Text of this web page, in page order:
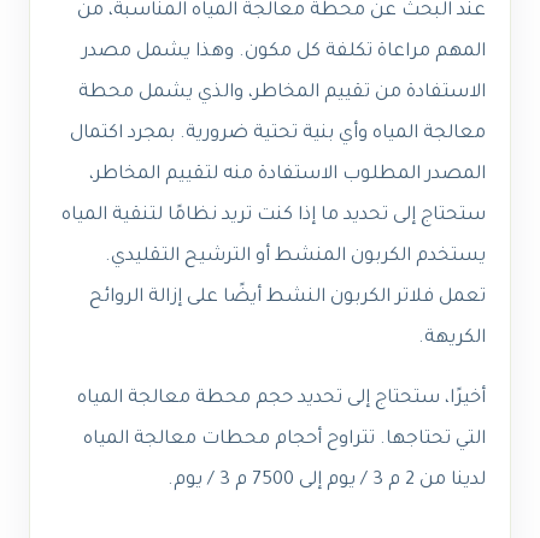
عند البحث عن محطة معالجة المياه المناسبة، من
المهم مراعاة تكلفة كل مكون. وهذا يشمل مصدر
الاستفادة من تقييم المخاطر، والذي يشمل محطة
معالجة المياه وأي بنية تحتية ضرورية. بمجرد اكتمال
المصدر المطلوب الاستفادة منه لتقييم المخاطر،
ستحتاج إلى تحديد ما إذا كنت تريد نظامًا لتنقية المياه
يستخدم الكربون المنشط أو الترشيح التقليدي.
تعمل فلاتر الكربون النشط أيضًا على إزالة الروائح
الكريهة.
أخيرًا، ستحتاج إلى تحديد حجم محطة معالجة المياه
التي تحتاجها. تتراوح أحجام محطات معالجة المياه
لدينا من 2 م 3 / يوم إلى 7500 م 3 / يوم.